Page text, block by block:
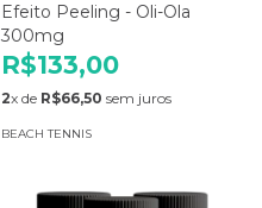
Efeito Peeling - Oli-Ola
300mg
R$133,00
2x de R$66,50 sem juros
BEACH TENNIS